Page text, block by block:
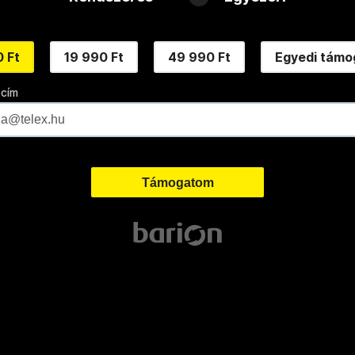
Ft 19 990 Ft 49 990 Ft Egyedi